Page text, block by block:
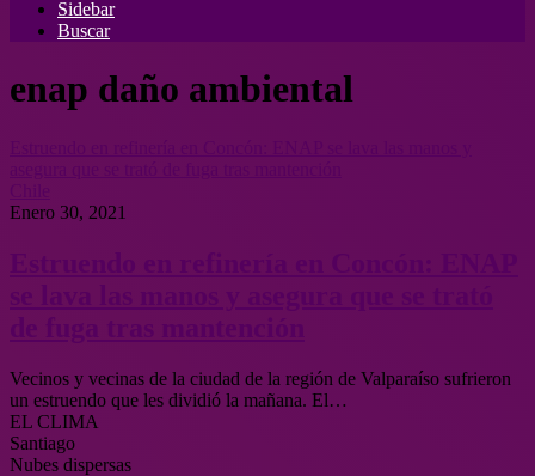
Sidebar
Buscar
enap daño ambiental
Enero 30, 2021
Vecinos y vecinas de la ciudad de la región de Valparaíso sufrieron
un estruendo que les dividió la mañana. El…
EL CLIMA
Santiago
Nubes dispersas